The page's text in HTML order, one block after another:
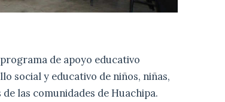
de apoyo educativo
social y educativo de niños, niñas,
las comunidades de Huachipa.